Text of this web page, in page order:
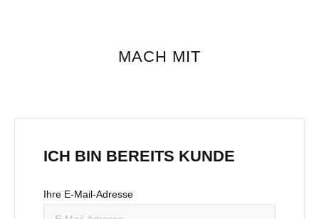
MACH MIT
ICH BIN BEREITS KUNDE
Ihre E-Mail-Adresse